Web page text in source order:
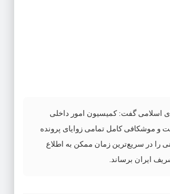
گفت: کمیسیون امور داخلی
و موشکافی کامل تمامی زوایای پرونده
را در سریع‌ترین زمان ممکن به اطلاع
ایران برساند.